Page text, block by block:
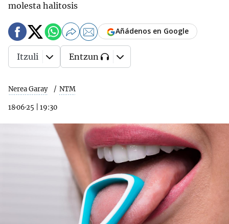
molesta halitosis
Nerea Garay NTM
18·06·25 19:30
Añádenos en Google
Itzuli Entzun